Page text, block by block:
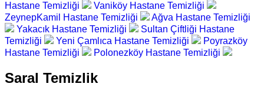
Hastane Temizliği
Vaniköy Hastane Temizliği
ZeynepKamil Hastane Temizliği
Ağva Hastane Temizliği
Yakacık Hastane Temizliği
Sultan Çiftliği Hastane
Temizliği
Yeni Çamlıca Hastane Temizliği
Poyrazköy
Hastane Temizliği
Polonezköy Hastane Temizliği
Saral Temizlik